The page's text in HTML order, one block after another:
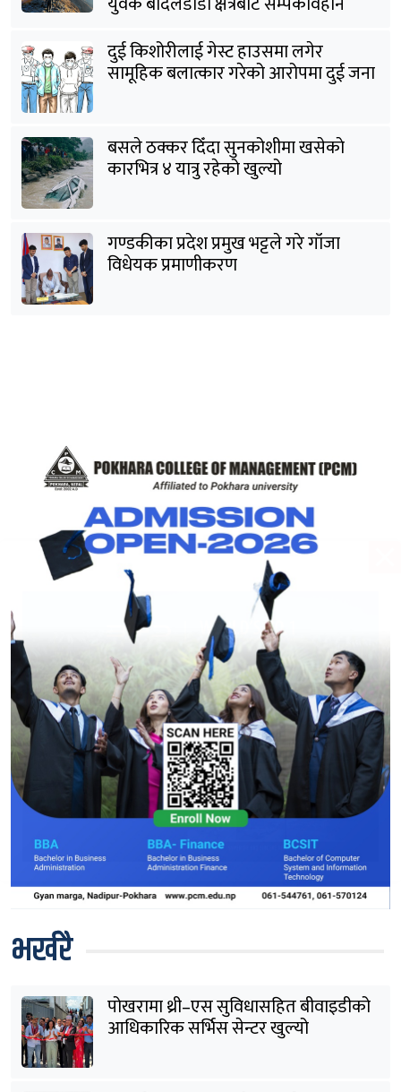
दुई किशोरीलाई गेस्ट हाउसमा लगेर
सामूहिक बलात्कार गरेको आरोपमा दुई जना
बसले ठक्कर दिँदा सुनकोशीमा खसेकाे
कारभित्र ४ यात्रु रहेको खुल्यो
गण्डकीका प्रदेश प्रमुख भट्टले गरे गाँजा
विधेयक प्रमाणीकरण
भर्खरै
पोखरामा थ्री–एस सुविधासहित बीवाइडीको
आधिकारिक सर्भिस सेन्टर खुल्यो